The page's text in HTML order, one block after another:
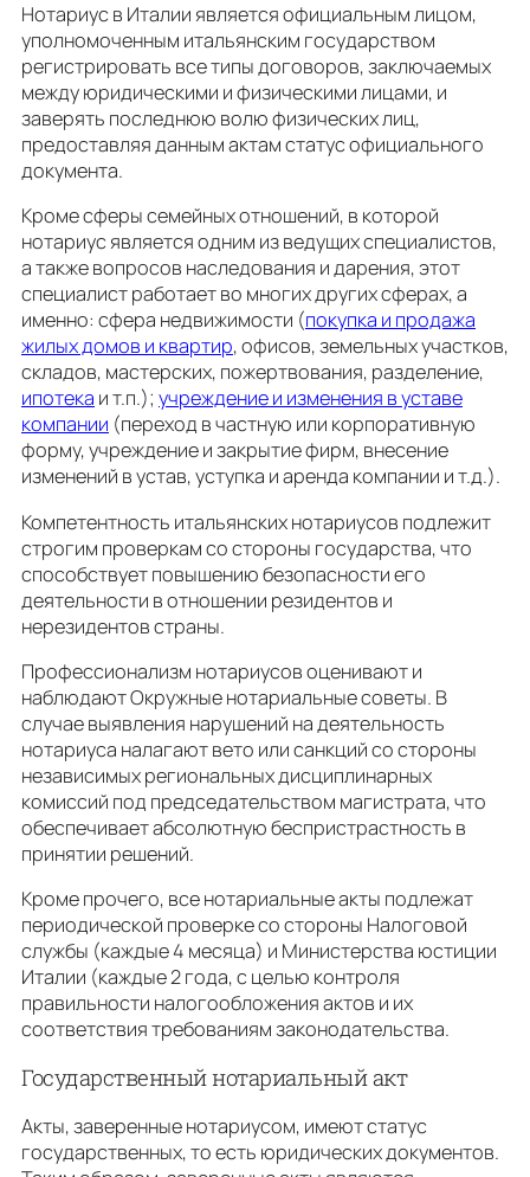
Нотариус в Италии является официальным лицом,
уполномоченным итальянским государством
регистрировать все типы договоров, заключаемых
между юридическими и физическими лицами, и
заверять последнюю волю физических лиц,
предоставляя данным актам статус официального
документа.
Кроме сферы семейных отношений, в которой
нотариус является одним из ведущих специалистов,
а также вопросов наследования и дарения, этот
специалист работает во многих других сферах, а
именно: сфера недвижимости (покупка и продажа
жилых домов и квартир, офисов, земельных участков,
складов, мастерских, пожертвования, разделение,
ипотека и т.п.); учреждение и изменения в уставе
компании (переход в частную или корпоративную
форму, учреждение и закрытие фирм, внесение
изменений в устав, уступка и аренда компании и т.д.).
Компетентность итальянских нотариусов подлежит
строгим проверкам со стороны государства, что
способствует повышению безопасности его
деятельности в отношении резидентов и
нерезидентов страны.
Профессионализм нотариусов оценивают и
наблюдают Окружные нотариальные советы. В
случае выявления нарушений на деятельность
нотариуса налагают вето или санкций со стороны
независимых региональных дисциплинарных
комиссий под председательством магистрата, что
обеспечивает абсолютную беспристрастность в
принятии решений.
Кроме прочего, все нотариальные акты подлежат
периодической проверке со стороны Налоговой
службы (каждые 4 месяца) и Министерства юстиции
Италии (каждые 2 года, с целью контроля
правильности налогообложения актов и их
соответствия требованиям законодательства.
Государственный нотариальный акт
Акты, заверенные нотариусом, имеют статус
государственных, то есть юридических документов.